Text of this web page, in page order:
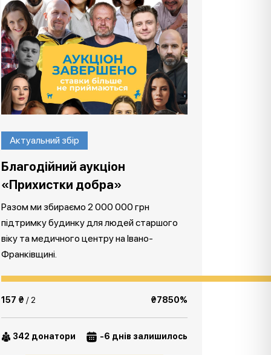
Актуальний збір
Благодійний аукціон
«Прихистки добра»
Разом ми збираємо 2 000 000 грн
підтримку будинку для людей старшого
віку та медичного центру на Івано-
Франківщині.
157 ₴ / 2 ₴7850%
342 донатори -6 днів залишилось